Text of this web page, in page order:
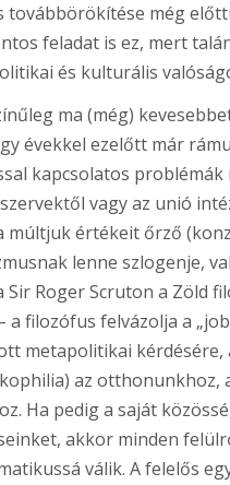
továbbörökítése még
feladat is ez, mert
és kulturális
ma (még)
évekkel ezelőtt már
kapcsolatos
vagy az unió
múltjuk értékeit őrző
lenne szlogenje,
Sir Roger Scruton a Zöld
a filozófus felvázolja a
metapolitikai kérdésére,
az otthonunkhoz,
Ha pedig a saját
akkor minden
válik. A felelős